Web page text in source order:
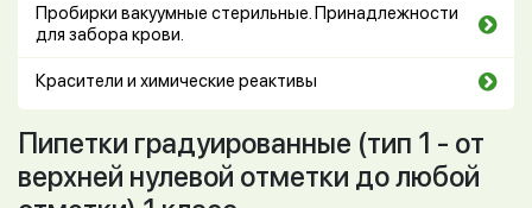
Пробирки вакуумные стерильные. Принадлежности
для забора крови.
Красители и химические реактивы
Пипетки градуированные (тип 1 - от
верхней нулевой отметки до любой